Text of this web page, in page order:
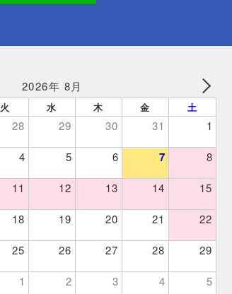
2026年 8月
火 水 木 金 土
28 29 30 31 1
4 5 6 7 8
11 12 13 14 15
18 19 20 21 22
25 26 27 28 29
1 2 3 4 5